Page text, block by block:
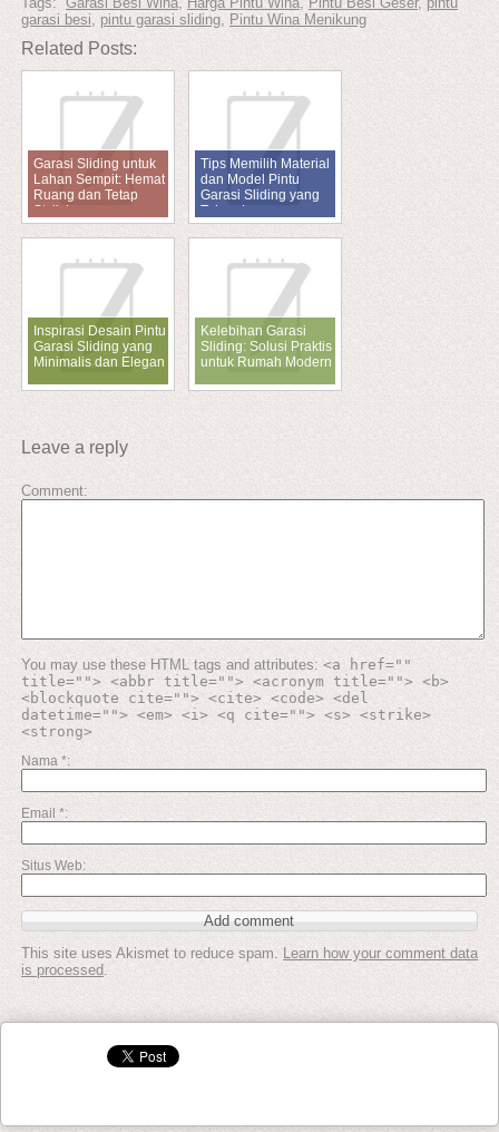
garasi besi
pintu garasi sliding, Pintu Wina Menikung
Related Posts:
Garasi Sliding untuk
Lahan Sempit: Hemat
Ruang dan Tetap
Stylish
Tips Memilih Material
dan Model Pintu
Garasi Sliding yang
Tahan Lama
Inspirasi Desain Pintu
Garasi Sliding yang
Minimalis dan Elegan
Kelebihan Garasi
Sliding: Solusi Praktis
untuk Rumah Modern
Leave a reply
Comment
You may use these HTML tags and attributes: <a href=""
title=""> <abbr title=""> <acronym title=""> <b>
<blockquote cite=""> <cite> <code> <del
datetime=""> <em> <i> <q cite=""> <s> <strike>
<strong>
Nama *
Email *
Situs Web
This site uses Akismet to reduce spam.
Learn how your comment data
is processed